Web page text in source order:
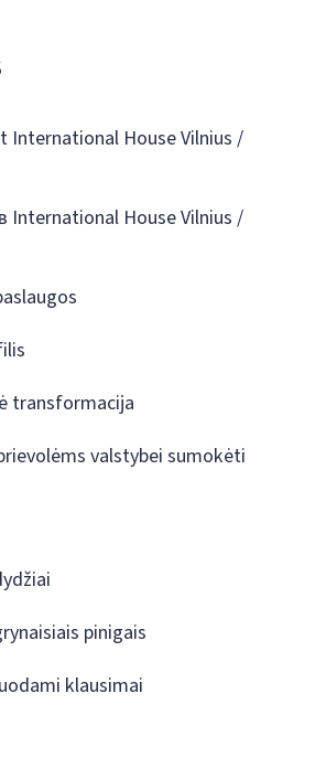
International House Vilnius /
International House Vilnius /
transformacija
valstybei sumokėti
pinigais
klausimai